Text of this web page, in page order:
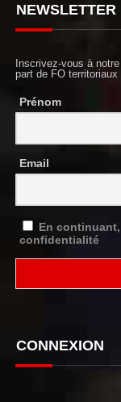
NEWSLETTER
Inscrivez-vous à
part de FO territoriaux
Prénom
Email
En
confidentialité
CONNEXION